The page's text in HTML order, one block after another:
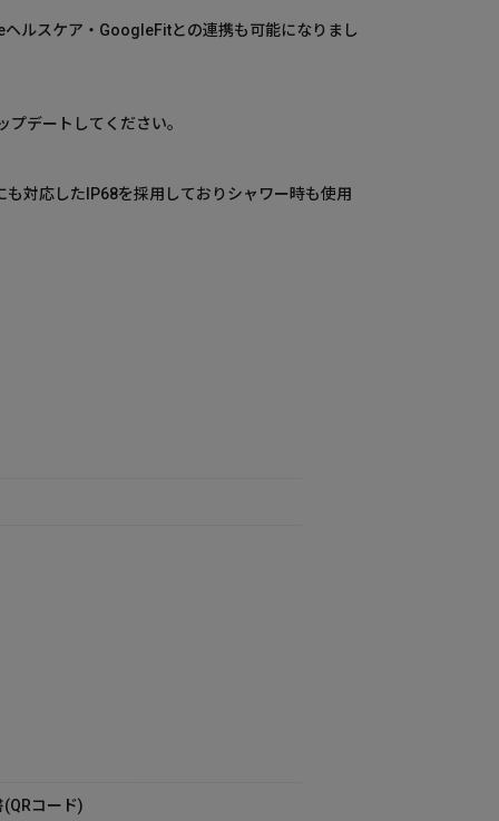
ルスケア・GoogleFitとの連携も可能になりまし
デートしてください。
対応したIP68を採用しておりシャワー時も使用
コード)